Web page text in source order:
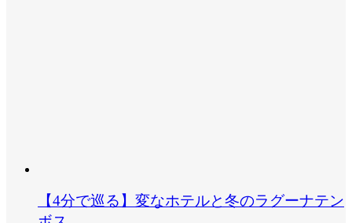
【4分で巡る】変なホテルと冬のラグーナテン